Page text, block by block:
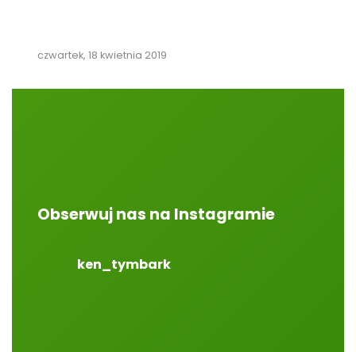
czwartek, 18 kwietnia 2019
Obserwuj nas na Instagramie
ken_tymbark